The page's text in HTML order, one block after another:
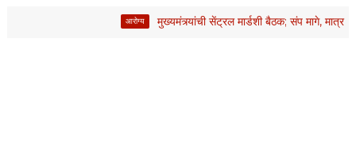
मुख्यमंत्र्यांची सेंट्रल मार्डशी बैठक; संप मागे, मात्र आंदोलन